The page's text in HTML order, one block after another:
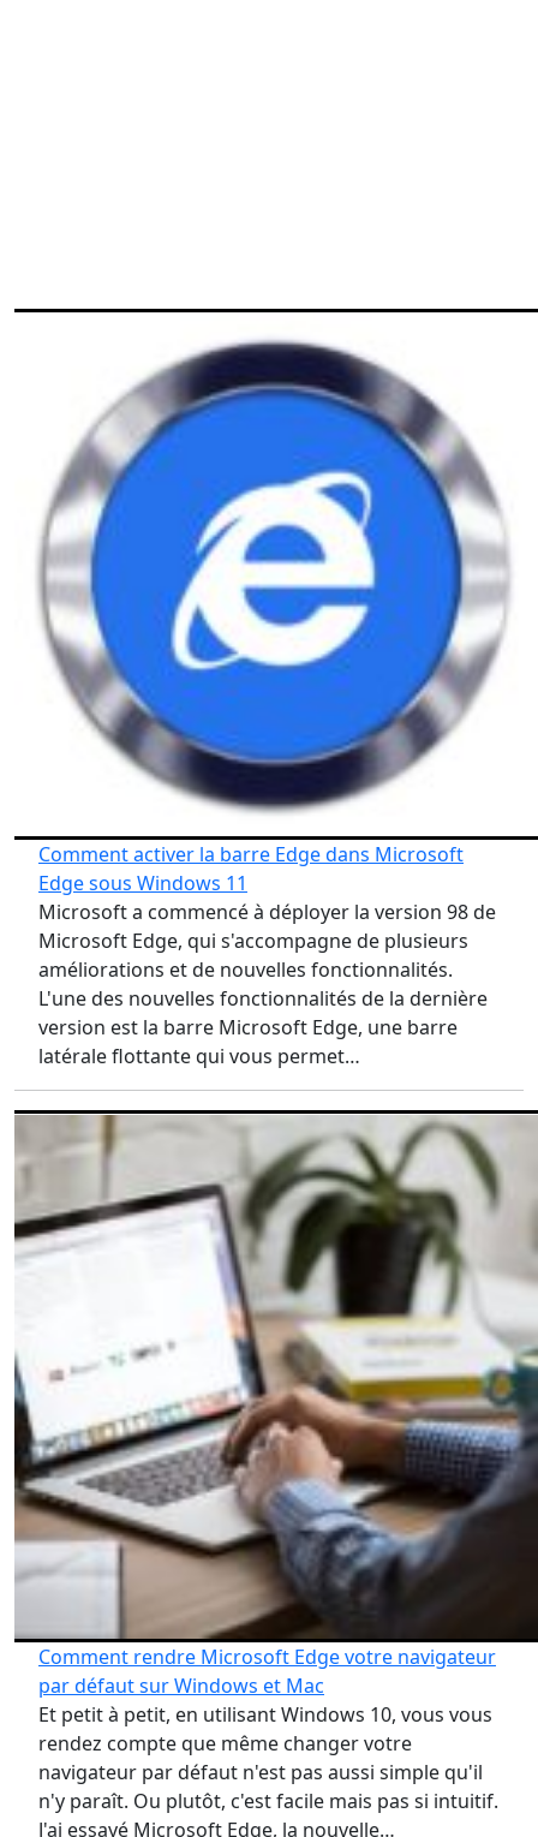
Comment activer la barre Edge dans Microsoft
Edge sous Windows 11
Microsoft a commencé à déployer la version 98 de
Microsoft Edge, qui s'accompagne de plusieurs
améliorations et de nouvelles fonctionnalités.
L'une des nouvelles fonctionnalités de la dernière
version est la barre Microsoft Edge, une barre
latérale flottante qui vous permet…
Comment rendre Microsoft Edge votre navigateur
par défaut sur Windows et Mac
Et petit à petit, en utilisant Windows 10, vous vous
rendez compte que même changer votre
navigateur par défaut n'est pas aussi simple qu'il
n'y paraît. Ou plutôt, c'est facile mais pas si intuitif.
J'ai essayé Microsoft Edge, la nouvelle…